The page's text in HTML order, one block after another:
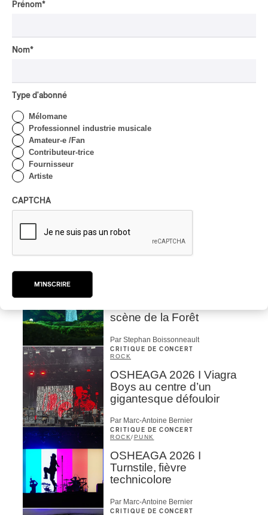
| Macbeth, une tragédie
Par Chloé Rouffignac
clôture le festival Osheaga
OSHEAGA 2026 I Clipse
Mountain
scène de la Forêt
Par Stephan Boissonneault
CRITIQUE DE CONCERT
ROCK
OSHEAGA 2026 I Viagra
Boys au centre d’un
gigantesque défouloir
Par Marc-Antoine Bernier
CRITIQUE DE CONCERT
ROCK/PUNK
OSHEAGA 2026 I
Turnstile, fièvre
technicolore
Par Marc-Antoine Bernier
CRITIQUE DE CONCERT
Prénom*
Nom*
Type d'abonné
Mélomane
Professionnel industrie musicale
Amateur-e /Fan
Contributeur-trice
Fournisseur
Artiste
CAPTCHA
M'INSCRIRE